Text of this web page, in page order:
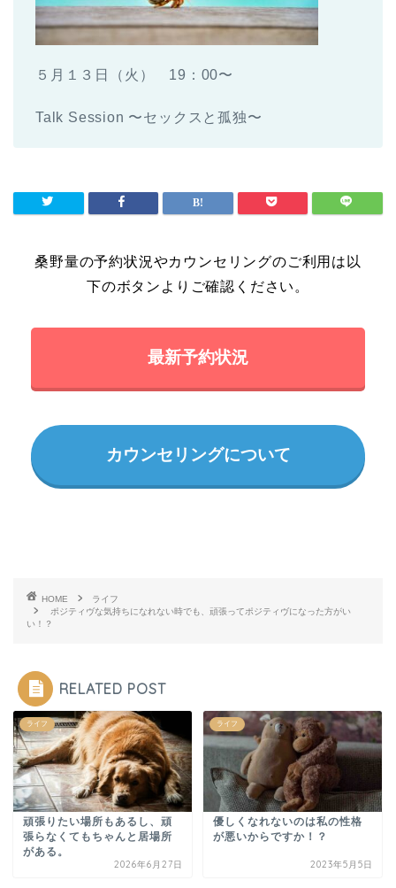
５月１３日（火） 19：00〜
Talk Session 〜セックスと孤独〜
桑野量の予約状況やカウンセリングのご利用は以
下のボタンよりご確認ください。
最新予約状況
カウンセリングについて
HOME
ライフ
ポジティヴな気持ちになれない時でも、頑張ってポジティヴになった方がい
い！？
RELATED POST
ライフ
頑張りたい場所もあるし、頑
張らなくてもちゃんと居場所
がある。
2026年6月27日
ライフ
優しくなれないのは私の性格
が悪いからですか！？
2023年5月5日